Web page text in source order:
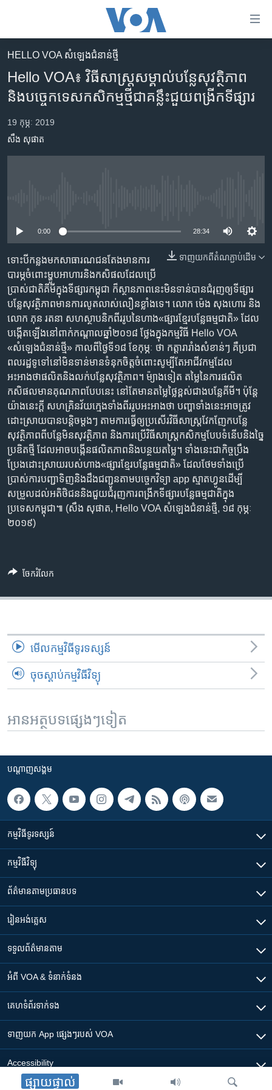
គេហទំព័រ​
រំលង​
និង​
ទៅ​​
ទំព័រ​
ព័ត៌មាន​​
ទៅ​
ទំព័រ​
រចនា
សម្ព័ន្ធ​
រំលង​
និង​
ចូល​
ទៅ​
កាន់​
ទំព័រ​
ស្វែង​
រក
អន្តរជាតិ
ចិន
វិទ្យុ / ផតខាសថ៍
កម្មវិធីទាំងអស់
Khmer English
បណ្តាញ​សង្គម
ភាសា
ផ្សាយផ្ទាល់
HELLO VOA សំឡេង​ជំនាន់​ថ្មី
Hello VOA៖​ វិធីសាស្ត្រ​សម្គាល់​បន្លែ​សុវត្ថិភាព​
និង​បច្ចេកទេស​កសិកម្ម​ថ្មី​ជា​គន្លឹះ​ជួយ​ពង្រីក​ទីផ្សារ​​
19 កុម្ភៈ 2019
សឹង សុផាត
0:00 28:34
ទាញ​យក​ពី​តំណភ្ជាប់​ដើម
ទោះ​បី​កន្លង​មក​សាធារណជន​តែង​មាន​ការ​
បារម្ភ​ចំពោះ​ម្ហូប​អាហារ​និង​កសិផល​ដែល​ប្រើ
ប្រាស់​ជាតិ​គីមី​ក្នុង​ទី​ផ្សារ​កម្ពុជា ក៏​ស្ថានភាព​នេះ​មិន​ទាន់​បាន​ជំរុញ​ឲ្យ​ទីផ្សារ​
បន្លែ​សុវត្ថិភាព​មាន​ការ​លូតលាស់​លឿន​ខ្លាំង​ទេ។ លោក ម៉េង សុងហោរ និង
លោក ភុន រតនា សហស្ថាបនិកពីររូបនៃហាង«ផ្សារខ្មែរបន្លែធម្មជាតិ» ដែល
បង្កើតឡើងនៅពាក់កណ្តាលឆ្នាំ២០១៨ ថ្លែងក្នុងកម្មវិធី Hello VOA
«សំឡេងជំនាន់ថ្មី» កាលពីថ្ងៃទី១៨ ខែកុម្ភៈ ថា កត្តារារាំងសំខាន់ៗ គឺប្រជា
ពលរដ្ឋទូទៅនៅមិនទាន់មានទំនុកចិត្តចំពោះសូម្បីតែអាជីវកម្មដែល
អះអាងថាផលិតនិងលក់បន្លែសុវត្ថិភាព។ ម៉្យាងទៀត តម្លៃនៃការផលិត
កសិផលមានគុណភាពបែបនេះ នៅតែមានតម្លៃថ្លៃខ្ពស់ជាងបន្លែគីមី។ ប៉ុន្តែ
យ៉ាងនេះក្តី សហគ្រិនវ័យក្មេងទាំងពីររូបអះអាងថា បញ្ហាទាំងនេះអាចត្រូវ
ដោះស្រាយបានបន្តិចម្តងៗ តាមការធ្វើឲ្យប្រសើរវិធីសាស្ត្រវែកញែកបន្លែ
សុវត្ថិភាពពីបន្លែមិនសុវត្ថិភាព និងការប្រើវិធីសាស្ត្រកសិកម្មបែបទំនើបនិងច្នៃ
ប្រឌិតថ្មី ដែលអាចបង្កើនផលិតភាពនិងបន្ថយតម្លៃ។ ទាំងនេះជាកិច្ចប្រឹង
ប្រែងដោះស្រាយរបស់ហាង«ផ្សារខ្មែរបន្លែធម្មជាតិ» ដែលថែមទាំងប្រើ
ប្រាស់ការបញ្ជាទិញនិងដឹងជញ្ជូនតាមបច្ចេកវិទ្យា app ស្មាតហ្វូនដើម្បី
សម្រួលដល់អតិថិជននិងជួយជំរុញការពង្រីកទីផ្សារបន្លែធម្មជាតិក្នុង
ប្រទេសកម្ពុជា៕ (សឹង សុផាត, Hello VOA សំឡេងជំនាន់ថ្មី, ១៨ កុម្ភៈ
២០១៩)
ចែករំលែក
មើល​កម្មវិធី​ទូរទស្សន៍
ចុចស្តាប់កម្មវិធីវិទ្យុ
អានអត្ថបទផ្សេងៗទៀត
បណ្តាញ​សង្គម
កម្មវិធី​ទូរទស្សន៍
កម្មវិធី​វិទ្យុ
ព័ត៌មាន​តាមប្រធានបទ​
រៀន​​អង់គ្លេស
ទទួល​ព័ត៌មាន​តាម
អំពី​ VOA & ទំនាក់ទំនង
គេហទំព័រ​​ទាក់ទង
ទាញយក​ App ផ្សេងៗ​របស់​ VOA
Accessibility